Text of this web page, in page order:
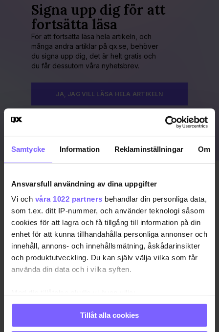
Samtycke Information Reklaminställningar Om
Ansvarsfull användning av dina uppgifter
Vi och våra 1022 partners behandlar din personliga data,
som t.ex. ditt IP-nummer, och använder teknologi såsom
cookies för att lagra och få tillgång till information på din
enhet för att kunna tillhandahålla personliga annonser och
innehåll, annons- och innehållsmätning, åskådarinsikter
och produktutveckling. Du kan själv välja vilka som får
använda din data och i vilka syften.
Samla in information om din geografiska plats
som kan ha en noggrannhet på upp till flera meter
Identifiera din enhet genom att aktivt skanna den
Tillåt alla cookies
Signa upp dig för att
fortsätta läsa
För att fortsätta läsa hela artikeln, och
många andra artiklar på qx.se, behöver
du signa upp dig, det är helt gratis och
du får dessutom våra nyhetsbrev.
JA, JAG VILL LÄSA HELA ARTIKELN
Publicerad 2024-07-06
MALMÖ MALMÖ PRIDE PRIDE 2024 QX FÖRLAG
VIMMEL
DELA DEN HÄR ARTIKELN